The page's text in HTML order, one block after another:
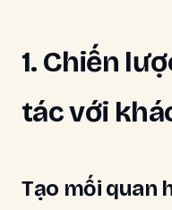
1. Chiến
tác với
Tạo mối quan